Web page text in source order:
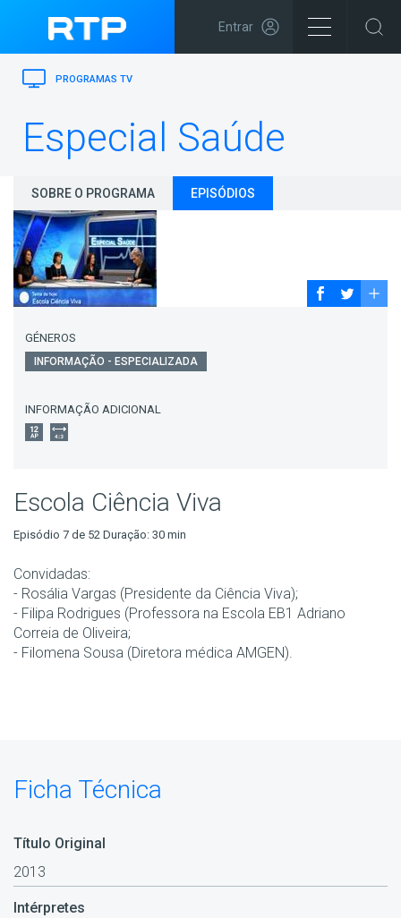
Entrar
PROGRAMAS TV
Especial Saúde
SOBRE O PROGRAMA EPISÓDIOS
GÉNEROS
INFORMAÇÃO - ESPECIALIZADA
INFORMAÇÃO ADICIONAL
Escola Ciência Viva
Episódio 7 de 52 Duração: 30 min
Convidadas:
- Rosália Vargas (Presidente da Ciência Viva);
- Filipa Rodrigues (Professora na Escola EB1 Adriano
Correia de Oliveira;
- Filomena Sousa (Diretora médica AMGEN).
Ficha Técnica
Título Original
2013
Intérpretes